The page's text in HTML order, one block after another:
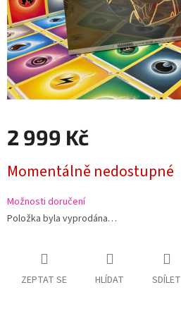
2 999 Kč
cena:
Momentálně nedostupné
Možnosti doručení
Položka byla vyprodána…
ZEPTAT SE HLÍDAT SDÍLET